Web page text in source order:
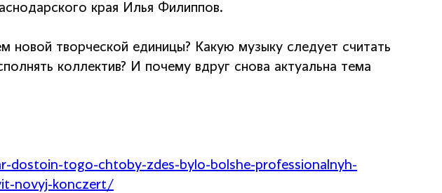
края Илья Филиппов.
новой творческой единицы? Какую музыку следует считать
коллектив? И почему вдруг снова актуальна тема
dostoin-togo-chtoby-zdes-bylo-bolshe-professionalnyh-
novyj-konczert/